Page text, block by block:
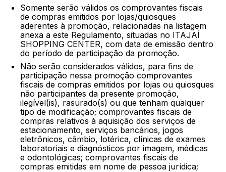
Somente serão válidos os comprovantes fiscais
de compras emitidos por lojas/quiosques
aderentes à promoção, relacionadas na listagem
anexa a este Regulamento, situadas no ITAJAÍ
SHOPPING CENTER, com data de emissão dentro
do período de participação da promoção.
Não serão considerados válidos, para fins de
participação nessa promoção comprovantes
fiscais de compras emitidos por lojas ou quiosques
não participantes da presente promoção,
ilegível(is), rasurado(s) ou que tenham qualquer
tipo de modificação; comprovantes fiscais de
compras relativos à aquisição dos serviços de
estacionamento, serviços bancários, jogos
eletrônicos, câmbio, lotérica, clínicas de exames
laboratoriais e diagnósticos por imagem, médicas
e odontológicas; comprovantes fiscais de
compras emitidas em nome de pessoa jurídica;